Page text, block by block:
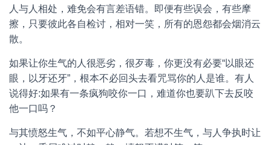
人与人相处，难免会有言差语错。即便有些误会，有些摩
擦，只要彼此各自检讨，相对一笑，所有的恩怨都会烟消云
散。
如果让你生气的人很恶劣，很歹毒，你更没有必要“以眼还
眼，以牙还牙”，根本不必回头去看咒骂你的人是谁。有人
说得好:如果有一条疯狗咬你一口，难道你也要趴下去反咬
他一口吗？
与其愤怒生气，不如平心静气。若想不生气，与人争执时让